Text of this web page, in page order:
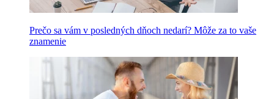
Prečo sa vám v posledných dňoch nedarí? Môže za to vaše
znamenie